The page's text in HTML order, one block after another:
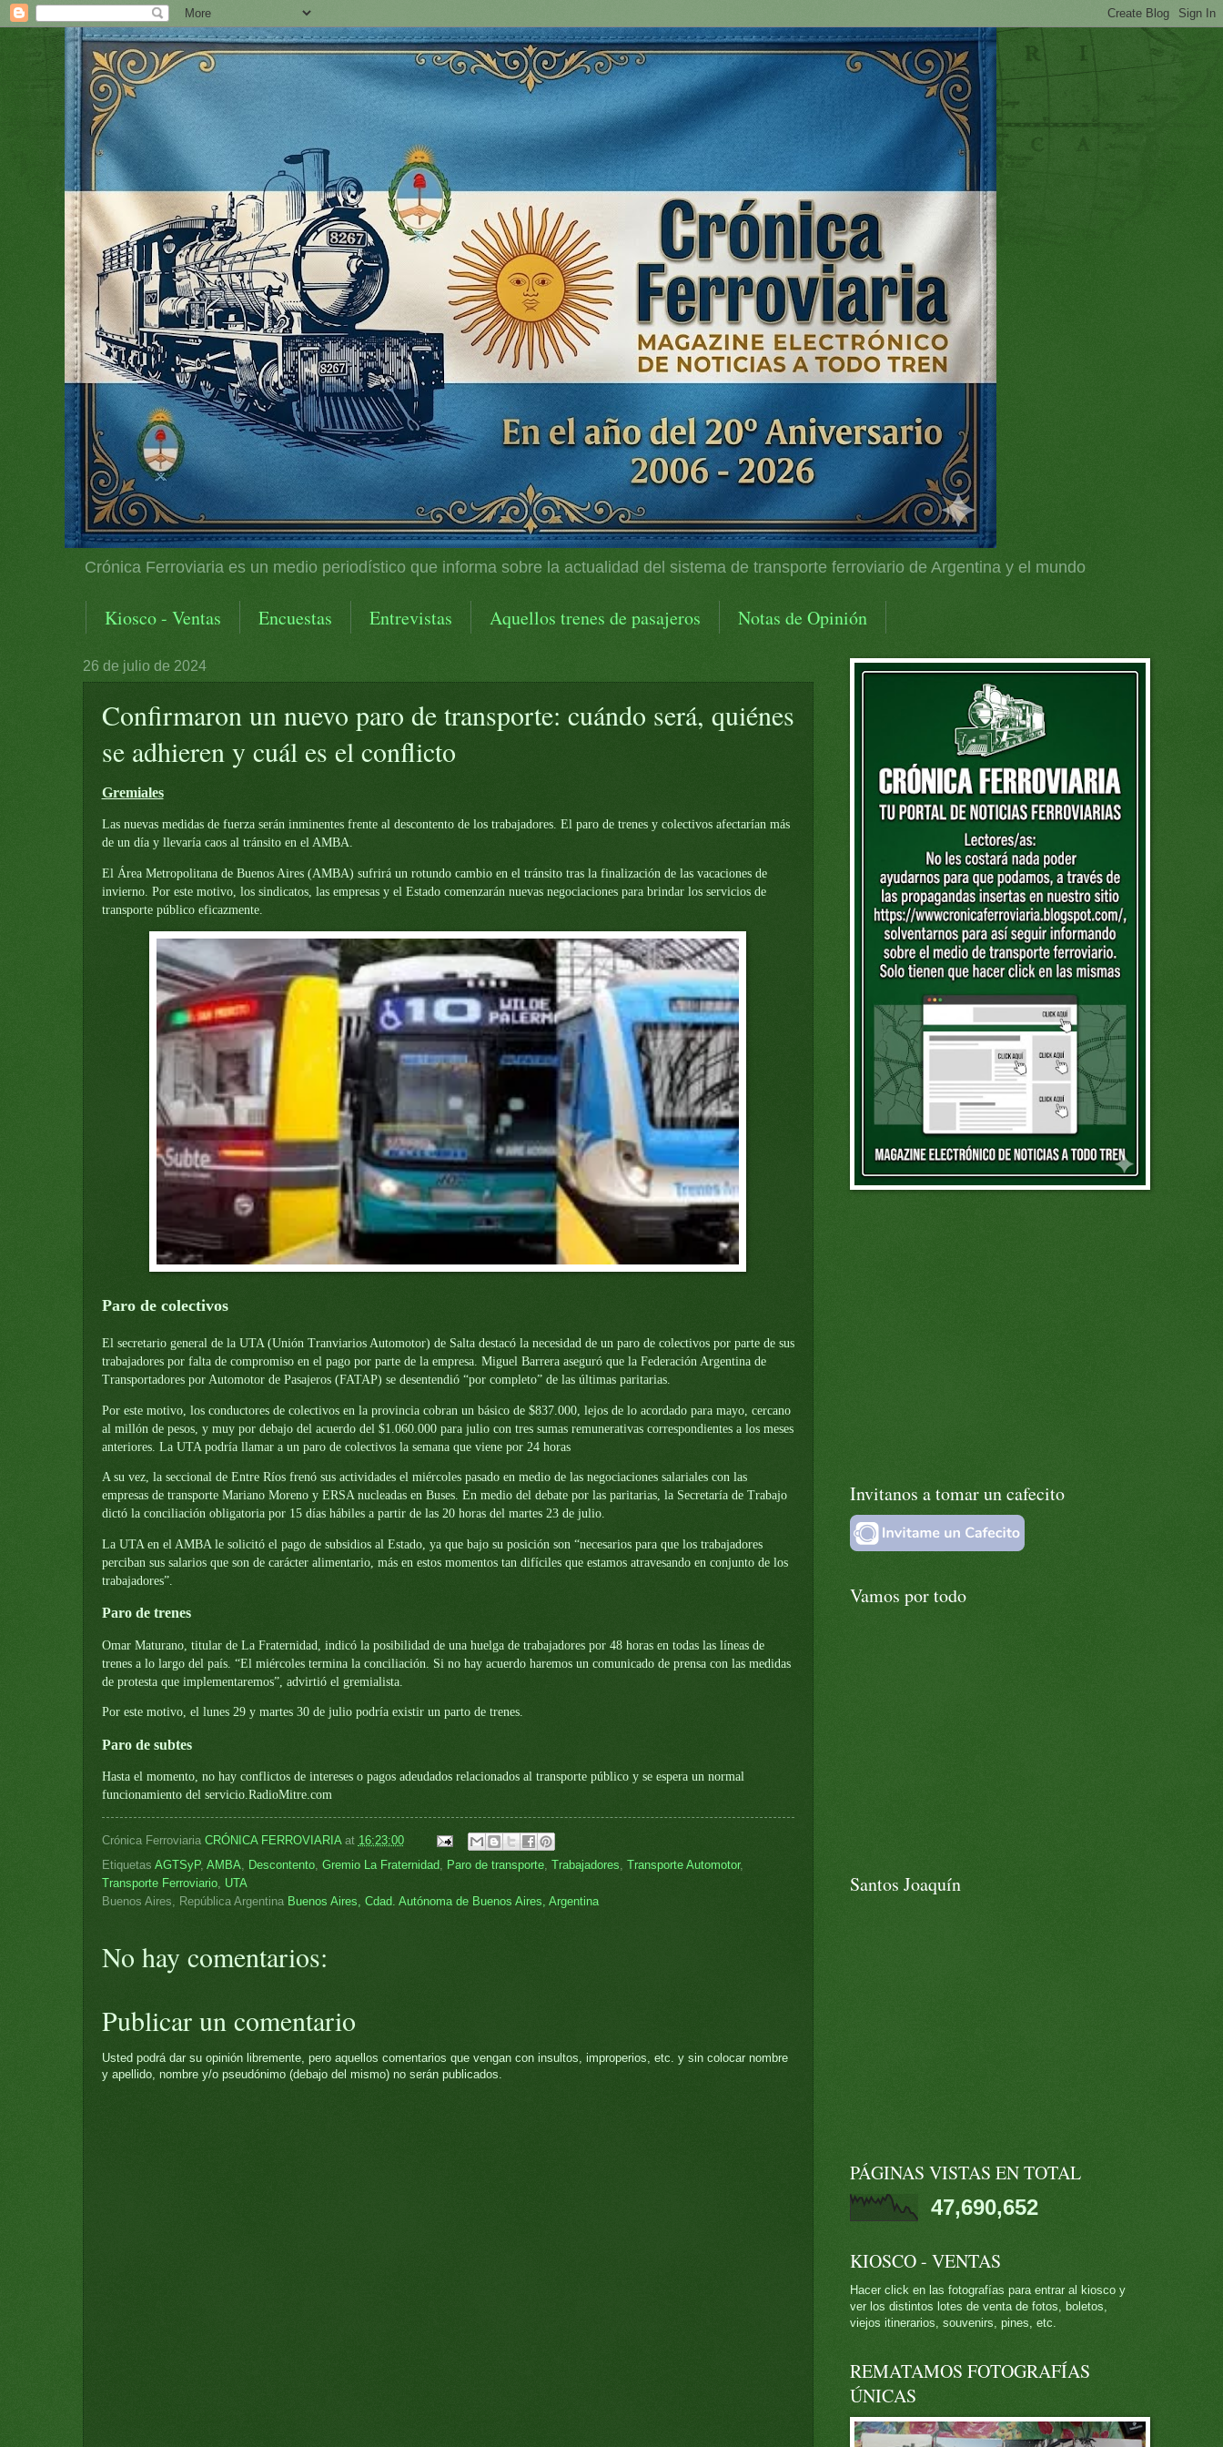
Crónica Ferroviaria es un medio periodístico que informa sobre la actualidad del sistema de transporte ferroviario de Argentina y el mundo
Kiosco - Ventas Encuestas Entrevistas Aquellos trenes de pasajeros Notas de Opinión
26 de julio de 2024
Confirmaron un nuevo paro de transporte: cuándo será, quiénes
se adhieren y cuál es el conflicto
Gremiales
Las nuevas medidas de fuerza serán inminentes frente al descontento de los trabajadores. El paro de trenes y colectivos afectarían más
de un día y llevaría caos al tránsito en el AMBA.
El Área Metropolitana de Buenos Aires (AMBA) sufrirá un rotundo cambio en el tránsito tras la finalización de las vacaciones de
invierno. Por este motivo, los sindicatos, las empresas y el Estado comenzarán nuevas negociaciones para brindar los servicios de
transporte público eficazmente.
Paro de colectivos
El secretario general de la UTA (Unión Tranviarios Automotor) de Salta destacó la necesidad de un paro de colectivos por parte de sus
trabajadores por falta de compromiso en el pago por parte de la empresa. Miguel Barrera aseguró que la Federación Argentina de
Transportadores por Automotor de Pasajeros (FATAP) se desentendió “por completo” de las últimas paritarias.
Por este motivo, los conductores de colectivos en la provincia cobran un básico de $837.000, lejos de lo acordado para mayo, cercano
al millón de pesos, y muy por debajo del acuerdo del $1.060.000 para julio con tres sumas remunerativas correspondientes a los meses
anteriores. La UTA podría llamar a un paro de colectivos la semana que viene por 24 horas
A su vez, la seccional de Entre Ríos frenó sus actividades el miércoles pasado en medio de las negociaciones salariales con las
empresas de transporte Mariano Moreno y ERSA nucleadas en Buses. En medio del debate por las paritarias, la Secretaría de Trabajo
dictó la conciliación obligatoria por 15 días hábiles a partir de las 20 horas del martes 23 de julio.
La UTA en el AMBA le solicitó el pago de subsidios al Estado, ya que bajo su posición son “necesarios para que los trabajadores
perciban sus salarios que son de carácter alimentario, más en estos momentos tan difíciles que estamos atravesando en conjunto de los
trabajadores”.
Paro de trenes
Omar Maturano, titular de La Fraternidad, indicó la posibilidad de una huelga de trabajadores por 48 horas en todas las líneas de
trenes a lo largo del país. “El miércoles termina la conciliación. Si no hay acuerdo haremos un comunicado de prensa con las medidas
de protesta que implementaremos”, advirtió el gremialista.
Por este motivo, el lunes 29 y martes 30 de julio podría existir un parto de trenes.
Paro de subtes
Hasta el momento, no hay conflictos de intereses o pagos adeudados relacionados al transporte público y se espera un normal
funcionamiento del servicio.RadioMitre.com
Crónica Ferroviaria CRÓNICA FERROVIARIA at 16:23:00
Etiquetas AGTSyP, AMBA, Descontento, Gremio La Fraternidad, Paro de transporte, Trabajadores, Transporte Automotor,
Transporte Ferroviario, UTA
Buenos Aires, República Argentina Buenos Aires, Cdad. Autónoma de Buenos Aires, Argentina
No hay comentarios:
Publicar un comentario
Usted podrá dar su opinión libremente, pero aquellos comentarios que vengan con insultos, improperios, etc. y sin colocar nombre
y apellido, nombre y/o pseudónimo (debajo del mismo) no serán publicados.
Invitanos a tomar un cafecito
Vamos por todo
Santos Joaquín
PÁGINAS VISTAS EN TOTAL
47,690,652
KIOSCO - VENTAS
Hacer click en las fotografías para entrar al kiosco y
ver los distintos lotes de venta de fotos, boletos,
viejos itinerarios, souvenirs, pines, etc.
REMATAMOS FOTOGRAFÍAS
ÚNICAS